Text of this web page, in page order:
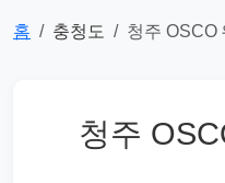
홈 충청도 청주 OSCO
청주